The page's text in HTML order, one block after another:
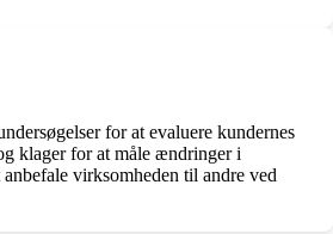
for at evaluere kundernes
klager for at måle ændringer i
virksomheden til andre ved